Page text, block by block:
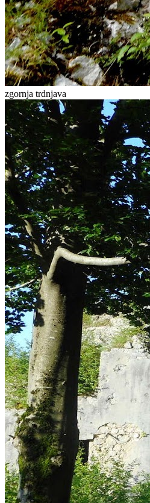
zgornja trdnjava